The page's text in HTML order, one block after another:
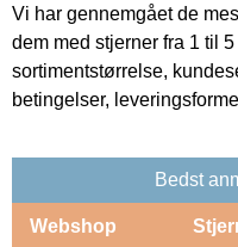
Vi har gennemgået de
dem med stjerner fra 1 til
sortimentstørrelse,
betingelser,
Bedst
Webshop